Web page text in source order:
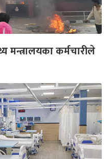
मन्त्रालयका कर्मचारीले